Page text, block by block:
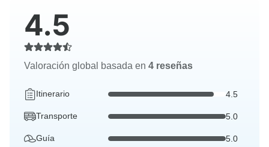
4.5
Valoración global basada en 4 reseñas
Itinerario 4.5
Transporte 5.0
Guía 5.0